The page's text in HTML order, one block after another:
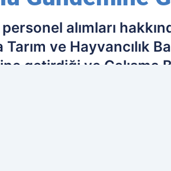
alımları
ve Hayvancılık
getirdiği ve Çalışma